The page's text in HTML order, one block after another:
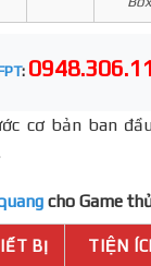
:
cơ bản ban
cho Game
BỊ TIỆN